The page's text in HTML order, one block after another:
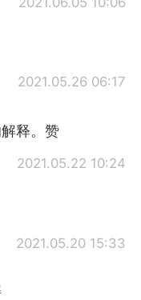
2021.05.26 06:17
释。赞
2021.05.22 10:24
2021.05.20 15:33